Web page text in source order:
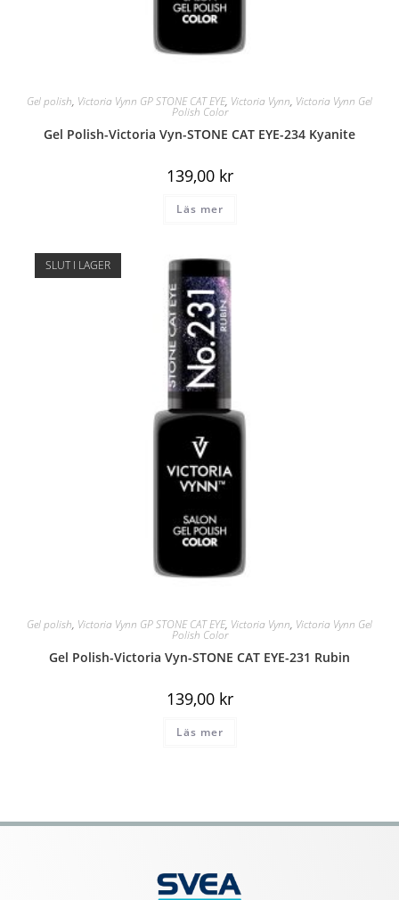
Gel polish, Victoria Vynn GP STONE CAT EYE, Victoria Vynn, Victoria Vynn Gel
Polish Color
Gel Polish-Victoria Vyn-STONE CAT EYE-234 Kyanite
139,00 kr
Läs mer
SLUT I LAGER
Gel polish, Victoria Vynn GP STONE CAT EYE, Victoria Vynn, Victoria Vynn Gel
Polish Color
Gel Polish-Victoria Vyn-STONE CAT EYE-231 Rubin
139,00 kr
Läs mer